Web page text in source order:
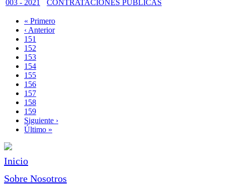
003 - 2021
CONTRATACIONES PÚBLICAS
Paginación
Primera
página
« Primero
Página
anterior
‹ Anterior
Page
151
Page
152
Page
153
Page
154
Page
155
Page
156
Page
157
Página
actual
158
Page
159
Siguiente
página
Siguiente ›
Última
Último »
Inicio
Sobre Nosotros